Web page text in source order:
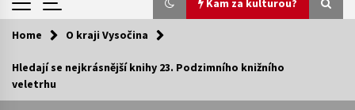
Kam za kulturou?
Kam za kulturou?
Home O kraji Vysočina
Hledají se nejkrásnější knihy 23. Podzimního knižního
veletrhu